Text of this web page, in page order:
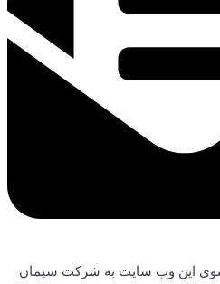
معنوی این وب‌ سایت به شرکت سیمان